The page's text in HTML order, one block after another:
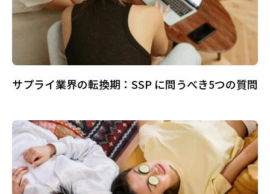
サプライ業界の転換期：SSP に問うべき5つの質問